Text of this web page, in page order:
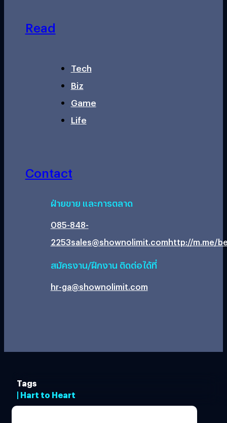
Read
Tech
Biz
Game
Life
Contact
ฝ่ายขาย และการตลาด
085-848-
2253sales@shownolimit.comhttp://m.me/
สมัครงาน/ฝึกงาน ติดต่อได้ที่
hr-ga@shownolimit.com
Tags
| Hart to Heart